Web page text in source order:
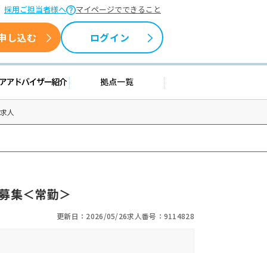
採用ご担当者様へ マイページでできること
し込む ログイン
報 キャリアアドバイザー紹介 拠点一覧
人
集＜常勤＞
更新日：2026/05/26求人番号：9114828